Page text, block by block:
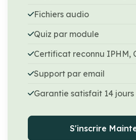
Fichiers audio
Quiz par module
Certificat reconnu IPHM,
Support par email
Garantie satisfait 14 jours
S'inscrire